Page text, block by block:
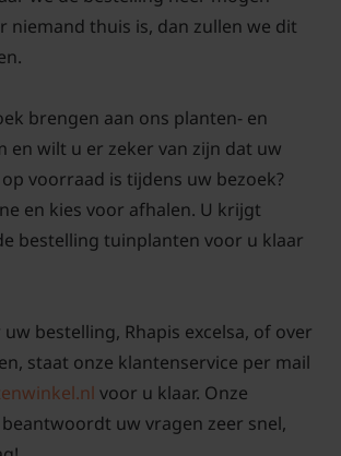
profiteert van regelmatige voeding
Zorg ervoor dat de plant
krijgt, maar vermijd
Volg de instructies op de
de gebruikte kamerplantenvoeding
en toepassing.
excelsa langzaam groeit, is
nodig. Eens in de drie tot vijf jaar
een goed doorlatende
niemand thuis is, dan zullen we dit
brengen aan ons planten- en
en wilt u er zeker van zijn dat uw
op voorraad is tijdens uw bezoek?
en kies voor afhalen. U krijgt
bestelling tuinplanten voor u klaar
bestelling, Rhapis excelsa, of over
staat onze klantenservice per mail
voor u klaar. Onze
uw vragen zeer snel,